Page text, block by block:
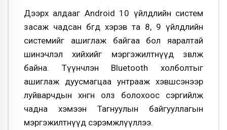
Дээрх алдааг Android 10 үйлдлийн систем
засаж чадсан бөгөөд хэрэв та 8, 9 үйлдлийн
системийг ашиглаж байгаа бол яаралтай
шинэчлэл хийхийг мэргэжилтнүүд зөвлөж
байна. Түүнчлэн Bluetooth холболтыг
ашиглаж дуусмагцаа унтрааж хэвшсэнээр
луйварчдын хөнгөн олз болохоос сэргийлж
чадна хэмээн Тагнуулын байгууллагын
мэргэжилтнүүд сэрэмжлүүллээ.